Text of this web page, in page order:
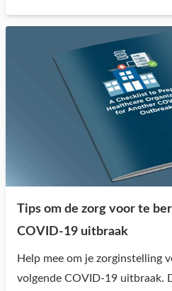
Tips om de zorg voor te
COVID-19 uitbraak
Help mee om je zorginstelling
volgende COVID-19 uitbraak.